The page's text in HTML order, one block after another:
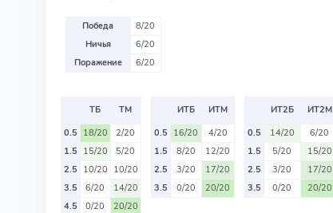
Победа
8/20
Ничья
6/20
Поражение
6/20
ТБ
ТМ
0.5 18/20
2/20
1.5 15/20
5/20
2.5 10/20 10/20
3.5
6/20
14/20
4.5
0/20 20/20
ИТБ
ИТМ
0.5 16/20
4/20
1.5
8/20
12/20
2.5
3/20
17/20
3.5
0/20 20/20
ИТ2Б
ИТ2М
0.5
14/20
6/20
1.5
5/20
15/20
2.5
3/20
17/20
3.5
0/20 20/20